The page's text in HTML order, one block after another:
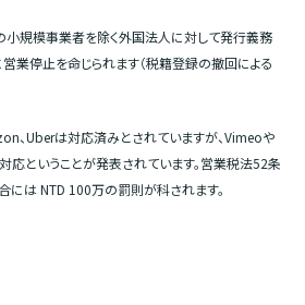
小規模事業者を除く外国法人に対して発行義務
業停止を命じられます（税籍登録の撤回による
、Uberは対応済みとされていますが、Vimeoや
ということが発表されています。営業税法52条
には NTD 100万の罰則が科されます。